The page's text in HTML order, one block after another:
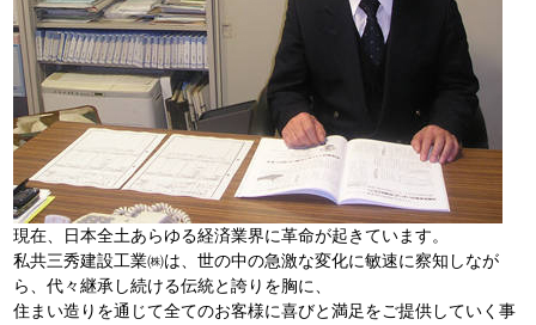
現在、日本全土あらゆる経済業界に革命が起きています。
私共三秀建設工業㈱は、世の中の急激な変化に敏速に察知しなが
ら、代々継承し続ける伝統と誇りを胸に、
住まい造りを通じて全てのお客様に喜びと満足をご提供していく事